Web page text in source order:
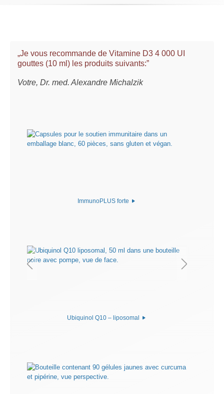
„Je vous recommande de Vitamine D3 4 000 UI
gouttes (10 ml) les produits suivants:”
Votre, Dr. med. Alexandre Michalzik
ImmunoPLUS forte
Ubiquinol Q10 – liposomal